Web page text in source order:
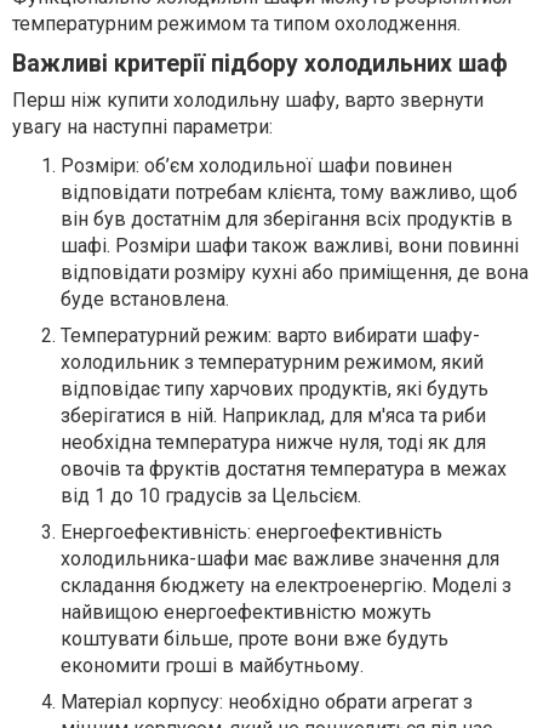
температурним режимом та типом охолодження.
Важливі критерії підбору холодильних шаф
Перш ніж купити холодильну шафу, варто звернути
увагу на наступні параметри:
Розміри: об’єм холодильної шафи повинен
відповідати потребам клієнта, тому важливо, щоб
він був достатнім для зберігання всіх продуктів в
шафі. Розміри шафи також важливі, вони повинні
відповідати розміру кухні або приміщення, де вона
буде встановлена.
Температурний режим: варто вибирати шафу-
холодильник з температурним режимом, який
відповідає типу харчових продуктів, які будуть
зберігатися в ній. Наприклад, для м'яса та риби
необхідна температура нижче нуля, тоді як для
овочів та фруктів достатня температура в межах
від 1 до 10 градусів за Цельсієм.
Енергоефективність: енергоефективність
холодильника-шафи має важливе значення для
складання бюджету на електроенергію. Моделі з
найвищою енергоефективністю можуть
коштувати більше, проте вони вже будуть
економити гроші в майбутньому.
Матеріал корпусу: необхідно обрати агрегат з